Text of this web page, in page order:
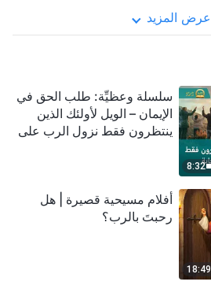
عرض المزيد
8:32
سلسلة وعظيِّة: طلب الحق في
الإيمان – الويل لأولئك الذين
ينتظرون فقط نزول الرب على
18:49
أفلام مسيحية قصيرة | هل
رحبتَ بالرب؟